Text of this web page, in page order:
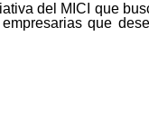
del MICI que
que